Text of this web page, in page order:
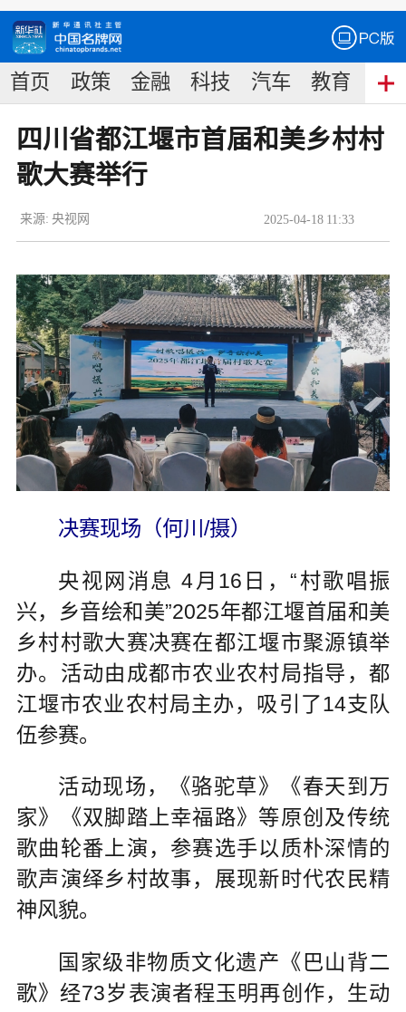
首页 政策 金融 科技 汽车 教育 食
四川省都江堰市首届和美乡村村
歌大赛举行
2025-04-18 11:33
来源: 央视网
决赛现场（何川/摄）
央视网消息 4月16日，“村歌唱振
兴，乡音绘和美”2025年都江堰首届和美
乡村村歌大赛决赛在都江堰市聚源镇举
办。活动由成都市农业农村局指导，都
江堰市农业农村局主办，吸引了14支队
伍参赛。
活动现场，《骆驼草》《春天到万
家》《双脚踏上幸福路》等原创及传统
歌曲轮番上演，参赛选手以质朴深情的
歌声演绎乡村故事，展现新时代农民精
神风貌。
国家级非物质文化遗产《巴山背二
歌》经73岁表演者程玉明再创作，生动